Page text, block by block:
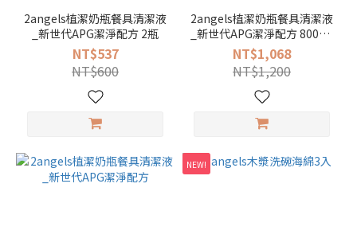
2angels植潔奶瓶餐具清潔液
_新世代APG潔淨配方 2瓶
NT$537
NT$600
2angels植潔奶瓶餐具清潔液
_新世代APG潔淨配方 800ml
*4 瓶
NT$1,068
NT$1,200
NEW!